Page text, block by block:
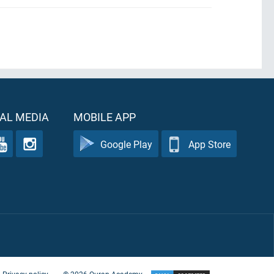
MEDIA MOBILE APP
Google Play App Store